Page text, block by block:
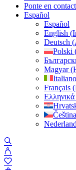
Ponte en
Español
Español
English (
Deutsch (
Polski
Magyar(
Italiano
Français (
Ελληνικά
Čeština